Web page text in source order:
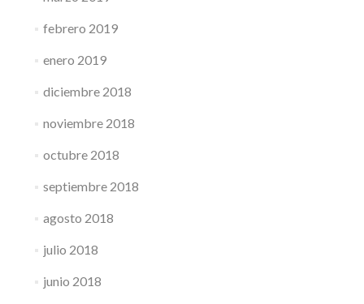
febrero 2019
enero 2019
diciembre 2018
noviembre 2018
octubre 2018
septiembre 2018
agosto 2018
julio 2018
junio 2018